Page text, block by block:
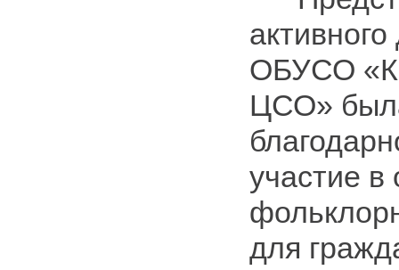
ОБУСО
ЦСО»
участие в
для